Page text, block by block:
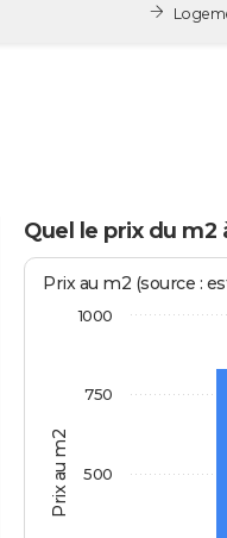
Quel le prix du m2
Prix au m2
Prix au m2 (source :
500
750
1000